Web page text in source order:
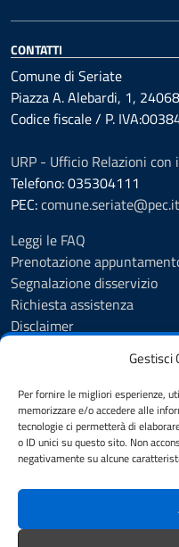
Gestisci
Per fornire le migliori esperienze,
memorizzare e/o accedere alle
tecnologie ci permetterà di
o ID unici su questo sito. Non
negativamente su alcune
CONTATTI
Comune di Seriate
Piazza A. Alebardi, 1,
Codice fiscale / P.
URP - Ufficio Relazioni con
Telefono: 035304111
PEC:comune.seriate@pec.it
Leggi le FAQ
Prenotazione
Segnalazione disservizio
Richiesta assistenza
Disclaimer
Cookie Policy
Informativa privacy
Dichiarazione di
Note legali
SEGUICI SU